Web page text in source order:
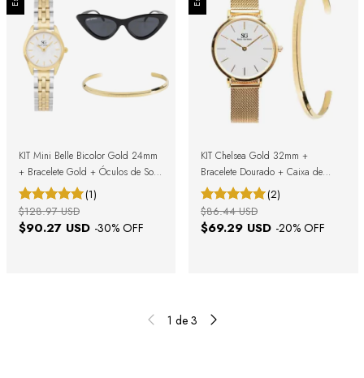
KIT Mini Belle Bicolor Gold 24mm
+ Bracelete Gold + Óculos de Sol
Belle Full Black + Caixa de Presente
(1)
$90.27 USD -30% OFF
$128.97 USD
KIT Chelsea Gold 32mm +
Bracelete Dourado + Caixa de
Presente
(2)
$69.29 USD -20% OFF
$86.44 USD
1 de 3